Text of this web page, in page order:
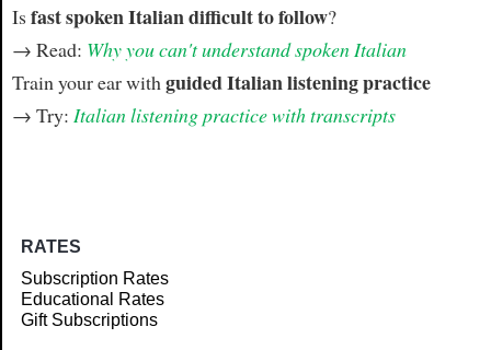
Isfast spoken Italian difficult to follow?
→ Read: Why you can't understand spoken Italian
Train your ear with guided Italian listening practice
→ Try: Italian listening practice with transcripts
RATES
Subscription Rates
Educational Rates
Gift Subscriptions